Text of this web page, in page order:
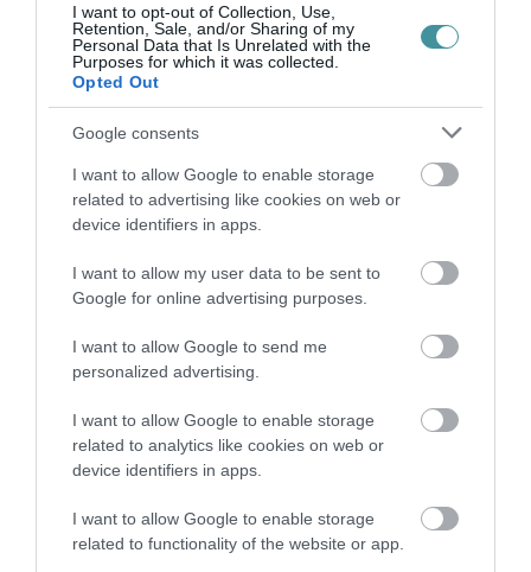
I want to opt-out of Collection, Use,
Retention, Sale, and/or Sharing of my
Personal Data that Is Unrelated with the
Purposes for which it was collected.
Opted Out
Google consents
I want to allow Google to enable storage
related to advertising like cookies on web or
device identifiers in apps.
I want to allow my user data to be sent to
Google for online advertising purposes.
I want to allow Google to send me
personalized advertising.
I want to allow Google to enable storage
related to analytics like cookies on web or
device identifiers in apps.
I want to allow Google to enable storage
related to functionality of the website or app.
2026. augusztus 08
BAKA ANDRÁST JELÖLI KÖZTÁRSASÁGI
ELNÖKNEK A TISZA
2026. augusztus 08|Mindenki ügye
ÚJ MAGYAR KÜLÜGYI STRATÉGIA KÉSZÜL,
TELJES SZAKÍTÁS JÖN A...
TATA ELBŰVÖLŐ LÁTVÁNYOSSÁGAI,